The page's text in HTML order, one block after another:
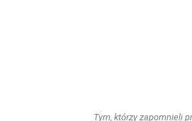
Tym, którzy zapomnieli